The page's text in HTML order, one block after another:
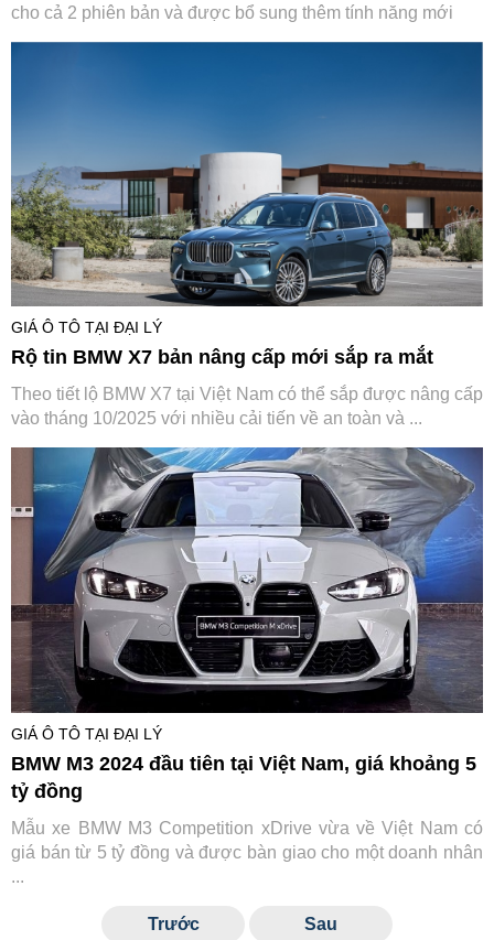
cho cả 2 phiên bản và được bổ sung thêm tính năng mới
GIÁ Ô TÔ TẠI ĐẠI LÝ
Rộ tin BMW X7 bản nâng cấp mới sắp ra mắt
Theo tiết lộ BMW X7 tại Việt Nam có thể sắp được nâng cấp
vào tháng 10/2025 với nhiều cải tiến về an toàn và ...
GIÁ Ô TÔ TẠI ĐẠI LÝ
BMW M3 2024 đầu tiên tại Việt Nam, giá khoảng 5
tỷ đồng
Mẫu xe BMW M3 Competition xDrive vừa về Việt Nam có
giá bán từ 5 tỷ đồng và được bàn giao cho một doanh nhân
...
Trước Sau